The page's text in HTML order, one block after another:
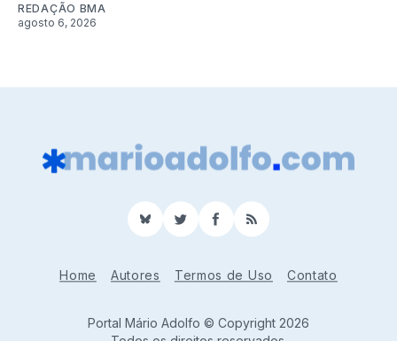
REDAÇÃO BMA
agosto 6, 2026
BlueSkyTwitterFacebook
RSS
Home Autores Termos de Uso Contato
Portal Mário Adolfo © Copyright 2026